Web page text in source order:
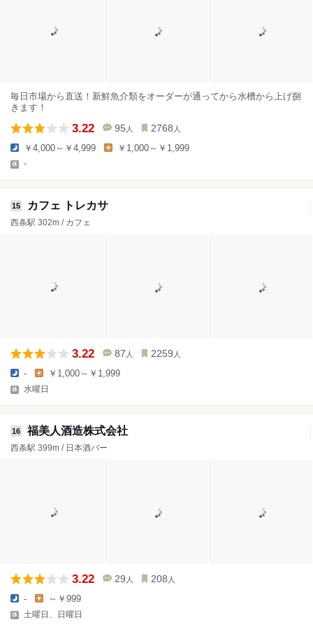
毎日市場から直送！新鮮魚介類をオーダーが通ってから水槽から上げ捌
きます！
3.22 95 人 2768 人
￥4,000～￥4,999 ￥1,000～￥1,999
-
15 カフェ トレカサ
西条駅 302m / カフェ
3.22 87 人 2259 人
- ￥1,000～￥1,999
水曜日
16 福美人酒造株式会社
西条駅 399m / 日本酒バー
3.22 29 人 208 人
- ～￥999
土曜日、日曜日